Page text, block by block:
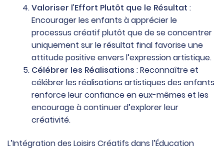
Valoriser l’Effort Plutôt que le Résultat :
Encourager les enfants à apprécier le
processus créatif plutôt que de se concentrer
uniquement sur le résultat final favorise une
attitude positive envers l’expression artistique.
Célébrer les Réalisations : Reconnaître et
célébrer les réalisations artistiques des enfants
renforce leur confiance en eux-mêmes et les
encourage à continuer d’explorer leur
créativité.
L’Intégration des Loisirs Créatifs dans l’Éducation